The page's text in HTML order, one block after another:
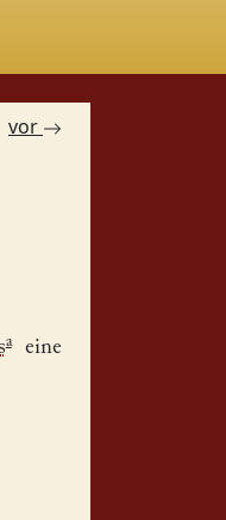
vor
aeine